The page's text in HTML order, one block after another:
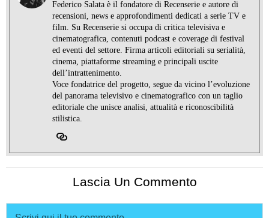
Federico Salata è il fondatore di Recenserie e autore di
recensioni, news e approfondimenti dedicati a serie TV e
film. Su Recenserie si occupa di critica televisiva e
cinematografica, contenuti podcast e coverage di festival
ed eventi del settore. Firma articoli editoriali su serialità,
cinema, piattaforme streaming e principali uscite
dell’intrattenimento.
Voce fondatrice del progetto, segue da vicino l’evoluzione
del panorama televisivo e cinematografico con un taglio
editoriale che unisce analisi, attualità e riconoscibilità
stilistica.
Lascia Un Commento